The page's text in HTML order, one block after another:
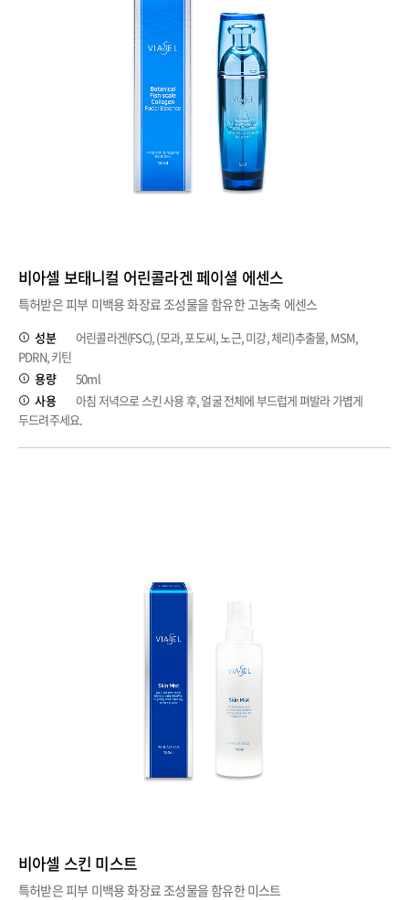
비아셀 보태니컬 어린콜라겐 페이셜 에센스
특허받은 피부 미백용 화장료 조성물을 함유한 고농축 에센스
성분
어린콜라겐(FSC), (모과, 포도씨, 노근, 미강, 체리)추출물, MSM,
PDRN, 키틴
용량
50ml
사용
아침 저녁으로 스킨 사용 후, 얼굴 전체에 부드럽게 펴발라 가볍게
두드려주세요.
비아셀 스킨 미스트
특허받은 피부 미백용 화장료 조성물을 함유한 미스트